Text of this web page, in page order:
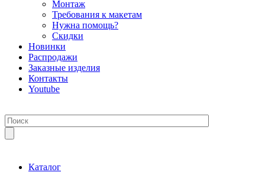
Монтаж
Требования к макетам
Нужна помощь?
Скидки
Новинки
Распродажи
Заказные изделия
Контакты
Youtube
Каталог